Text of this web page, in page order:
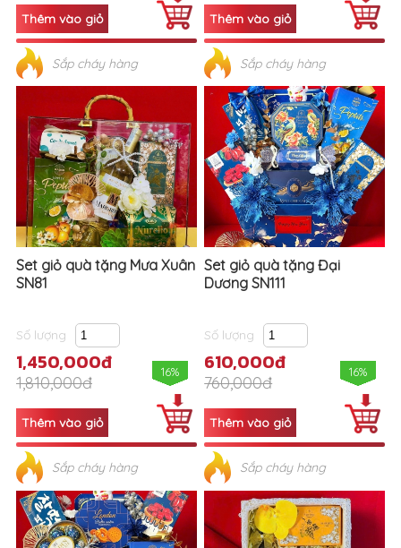
Sắp cháy hàng Sắp cháy hàng
Set giỏ quà tặng Mưa Xuân
SN81
Số lượng
1,450,000đ
1,810,000đ
16%
Sắp cháy hàng
Set giỏ quà tặng Đại
Dương SN111
Số lượng
610,000đ
760,000đ
16%
Sắp cháy hàng